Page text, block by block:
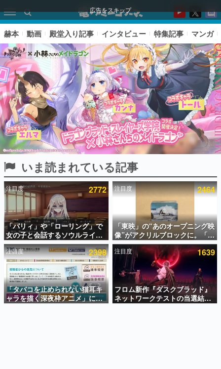
広告をスキップ
ピックアップ
電ファミのいま読まれている記事ランキング
アプリセール情報
インタビュー
連載・特集一覧
殿堂入り記事
SNS拡散数が数千以上！ ページビュー数万以上！ などな
ど。多くの人々に読まれた、電ファミ渾身の“殿堂入り”記
事をまとめました。
赫本 動画 殿堂入り記事 インタビュー 特集記事 マンガ
いま読まれている記事
注目度 2772
「パリィ」や「ローリング」で
女の子と会話するソウルライク
恋愛ゲーム『小早川さんはソウ
ルライク』無料公開。返事に失
敗すると「YOU DIED」
注目度 2464
「東映」の“あのオープニング映
像”がアクリルブロックに。「東
映ヒストリカル グッズコレクシ
ョン」が8月下旬より発売
注目度 2398
「タバコを止められない猫耳キ
ャラを描く深夜枠アニメ」に視
聴者の一部から批判意見。違法
注目度 1639
フロム新作『ダスクブラッド』
ネットワークテストの当選結果
が8月7日22時に発表。応募サイ